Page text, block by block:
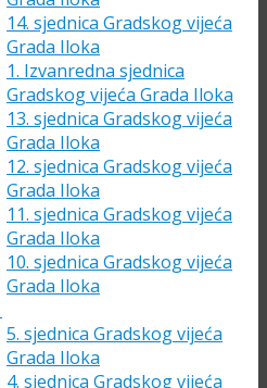
14. sjednica Gradskog vijeća
Grada Iloka
1. Izvanredna sjednica
Gradskog vijeća Grada Iloka
13. sjednica Gradskog vijeća
Grada Iloka
12. sjednica Gradskog vijeća
Grada Iloka
11. sjednica Gradskog vijeća
Grada Iloka
10. sjednica Gradskog vijeća
Grada Iloka
5. sjednica Gradskog vijeća
Grada Iloka
4. sjednica Gradskog vijeća